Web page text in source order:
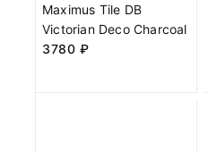
Maximus Tile DB
Victorian Deco Charcoal
3780 ₽